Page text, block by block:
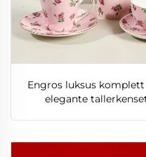
Engros luksus
elegante